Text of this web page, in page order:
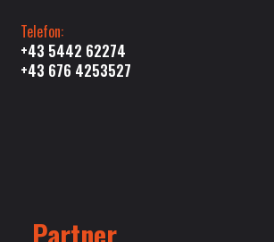
Telefon:
+43 5442 62274
+43 676 4253527